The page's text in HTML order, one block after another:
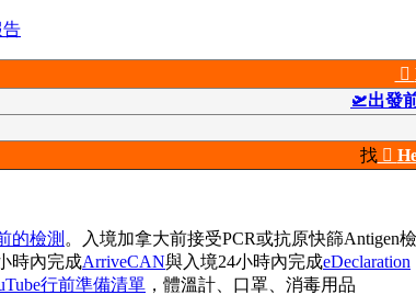
告

🛫出發
找
的檢測 。入境加拿大前接受PCR或抗原快篩Antigen
時內完成ArriveCAN與入境24小時內完成eDeclaration
行前準備清單 ，體溫計、口罩、消毒用品